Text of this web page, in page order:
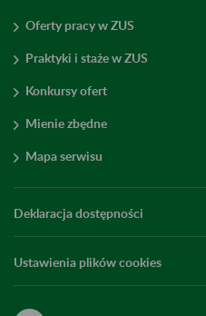
Oferty pracy w ZUS
Praktyki i staże w ZUS
Konkursy ofert
Mienie zbędne
Mapa serwisu
Deklaracja dostępności
Ustawienia plików cookies